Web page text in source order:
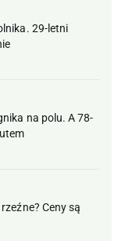
29-letni
na polu. A 78-
Ceny są